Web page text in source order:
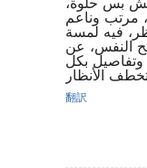
مرتب وناعم
فيه لمسة
النفس، عن
بكل
翻訳